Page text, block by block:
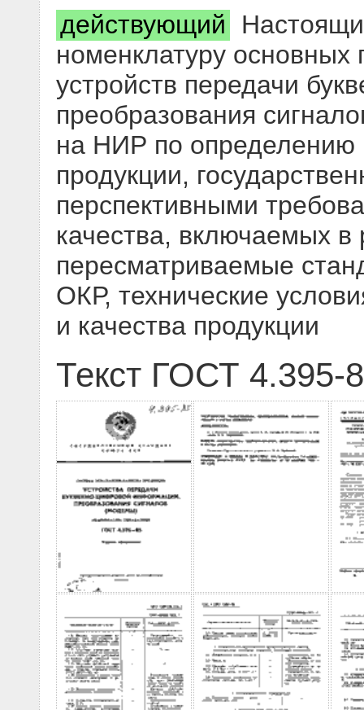
действующий
номенклатуру основных
устройств передачи
преобразования
на НИР по определению
продукции,
перспективными
качества, включаемых
пересматриваемые
ОКР, технические
и качества продукции
Текст ГОСТ 4.395-